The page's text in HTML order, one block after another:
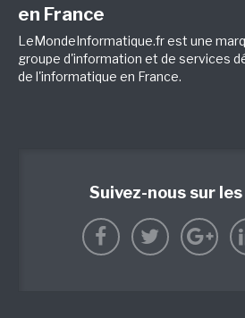
en France
LeMondeInformatique.fr est une
groupe d'information et de services
de l'informatique en France.
Suivez-nous sur